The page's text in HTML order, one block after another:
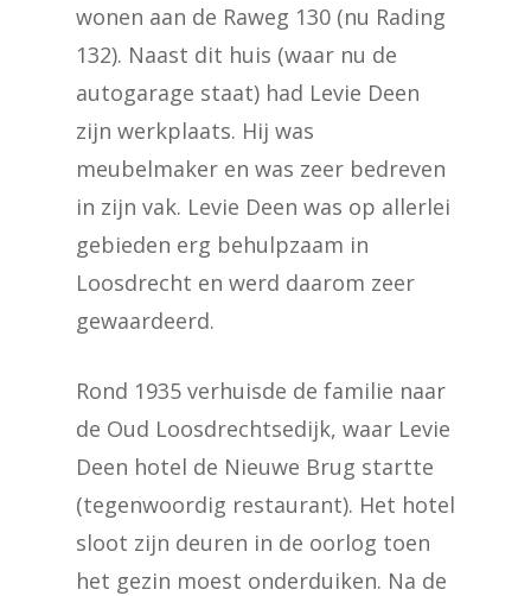
wonen aan de Raweg 130 (nu Rading
132). Naast dit huis (waar nu de
autogarage staat) had Levie Deen
zijn werkplaats. Hij was
meubelmaker en was zeer bedreven
in zijn vak. Levie Deen was op allerlei
gebieden erg behulpzaam in
Loosdrecht en werd daarom zeer
gewaardeerd.
Rond 1935 verhuisde de familie naar
de Oud Loosdrechtsedijk, waar Levie
Deen hotel de Nieuwe Brug startte
(tegenwoordig restaurant). Het hotel
sloot zijn deuren in de oorlog toen
het gezin moest onderduiken. Na de